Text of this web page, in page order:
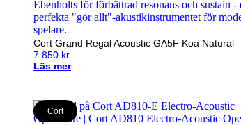
Cort Grand Regal Acoustic GA5F Koa Natural
7 850 kr
Läs mer
Cort